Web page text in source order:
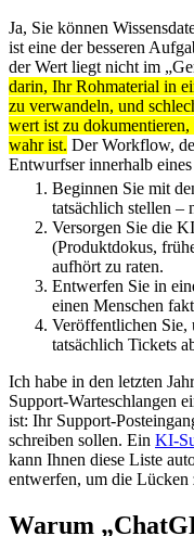
Ja, Sie können
ist eine der besseren
der Wert liegt nicht im
darin, Ihr Rohmaterial in
zu verwandeln, und
wert ist zu
wahr ist. Der Workflow,
Entwurfser innerhalb
Beginnen Sie mit
tatsächlich stellen –
Versorgen Sie die
(Produktdokus,
aufhört zu raten.
Entwerfen Sie in
einen Menschen
Veröffentlichen Sie,
tatsächlich Tickets
Ich habe in den letzten
Support-Warteschlangen
ist: Ihr Support-
schreiben sollen. Ein KI-
kann Ihnen diese Liste
entwerfen, um die
Warum